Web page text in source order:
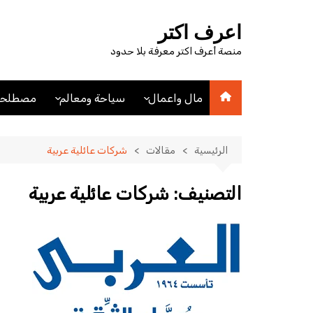
اعرف اكتر
منصة أعرف اكتر معرفة بلا حدود
مال واعمال
مصطلحات اقتصادية
سياحة ومعالم
فنادق
الرئيسية مقالات شركات عائلية عربية
التصنيف: شركات عائلية عربية